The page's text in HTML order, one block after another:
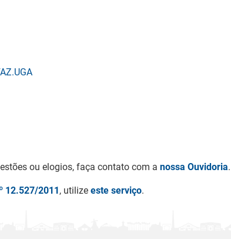
ou elogios, faça contato com a nossa Ouvidoria.
12.527/2011, utilize este serviço.